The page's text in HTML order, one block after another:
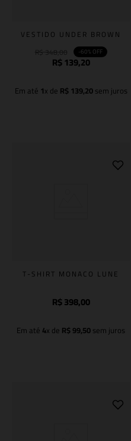
VESTIDO UNDER BROWN
-60% OFF
R$139,20
Em até 1x de R$139,20sem juros
T-SHIRT MONACO LUNE
R$398,00
Em até 4x de R$99,50sem juros